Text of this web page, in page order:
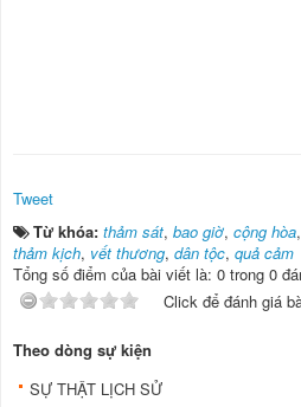
Tweet
Từ khóa: thảm sát, bao giờ, cộng hòa,
thảm kịch, vết thương, dân tộc, quả cảm
Tổng số điểm của bài viết là: 0 trong 0
Click để đánh giá
Theo dòng sự kiện
SỰ THẬT LỊCH SỬ